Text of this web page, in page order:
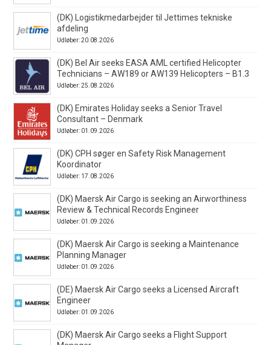
(DK) Logistikmedarbejder til Jettimes tekniske
afdeling
Udløber: 20.08.2026
(DK) Bel Air seeks EASA AML certified Helicopter
Technicians – AW189 or AW139 Helicopters – B1.3
Udløber: 25.08.2026
(DK) Emirates Holiday seeks a Senior Travel
Consultant – Denmark
Udløber: 01.09.2026
(DK) CPH søger en Safety Risk Management
Koordinator
Udløber: 17.08.2026
(DK) Maersk Air Cargo is seeking an Airworthiness
Review & Technical Records Engineer
Udløber: 01.09.2026
(DK) Maersk Air Cargo is seeking a Maintenance
Planning Manager
Udløber: 01.09.2026
(DE) Maersk Air Cargo seeks a Licensed Aircraft
Engineer
Udløber: 01.09.2026
(DK) Maersk Air Cargo seeks a Flight Support